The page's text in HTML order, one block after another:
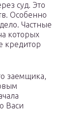
суд. Это
Особенно
Частные
которых
кредитор
заемщика,
Васи